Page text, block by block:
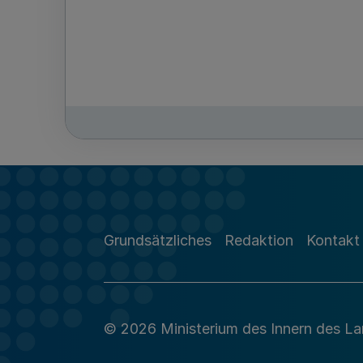
Grundsätzliches Redaktion Kontakt
© 2026 Ministerium des Innern des